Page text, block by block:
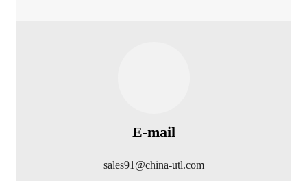
E-mail
sales91@china-utl.com